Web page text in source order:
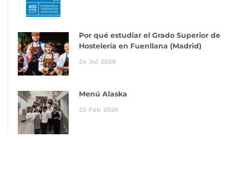
Por qué estudiar el Grado Superior de
Hostelería en Fuenllana (Madrid)
24 Jul 2026
Menú Alaska
23 Feb 2026